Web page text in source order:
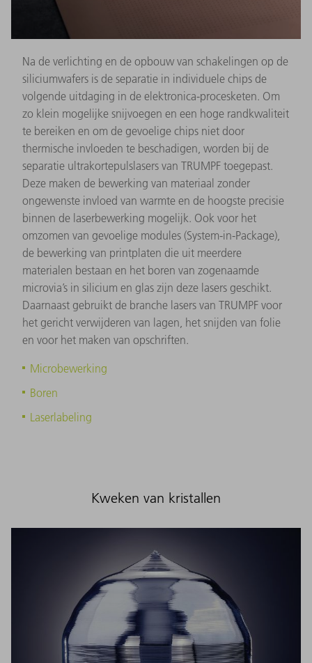
Na de verlichting en de opbouw van schakelingen op de
siliciumwafers is de separatie in individuele chips de
volgende uitdaging in de elektronica-procesketen. Om
zo klein mogelijke snijvoegen en een hoge randkwaliteit
te bereiken en om de gevoelige chips niet door
thermische invloeden te beschadigen, worden bij de
separatie ultrakortepulslasers van TRUMPF toegepast.
Deze maken de bewerking van materiaal zonder
ongewenste invloed van warmte en de hoogste precisie
binnen de laserbewerking mogelijk. Ook voor het
omzomen van gevoelige modules (System-in-Package),
de bewerking van printplaten die uit meerdere
materialen bestaan en het boren van zogenaamde
microvia’s in silicium en glas zijn deze lasers geschikt.
Daarnaast gebruikt de branche lasers van TRUMPF voor
het gericht verwijderen van lagen, het snijden van folie
en voor het maken van opschriften.
Microbewerking
Boren
Laserlabeling
Kweken van kristallen